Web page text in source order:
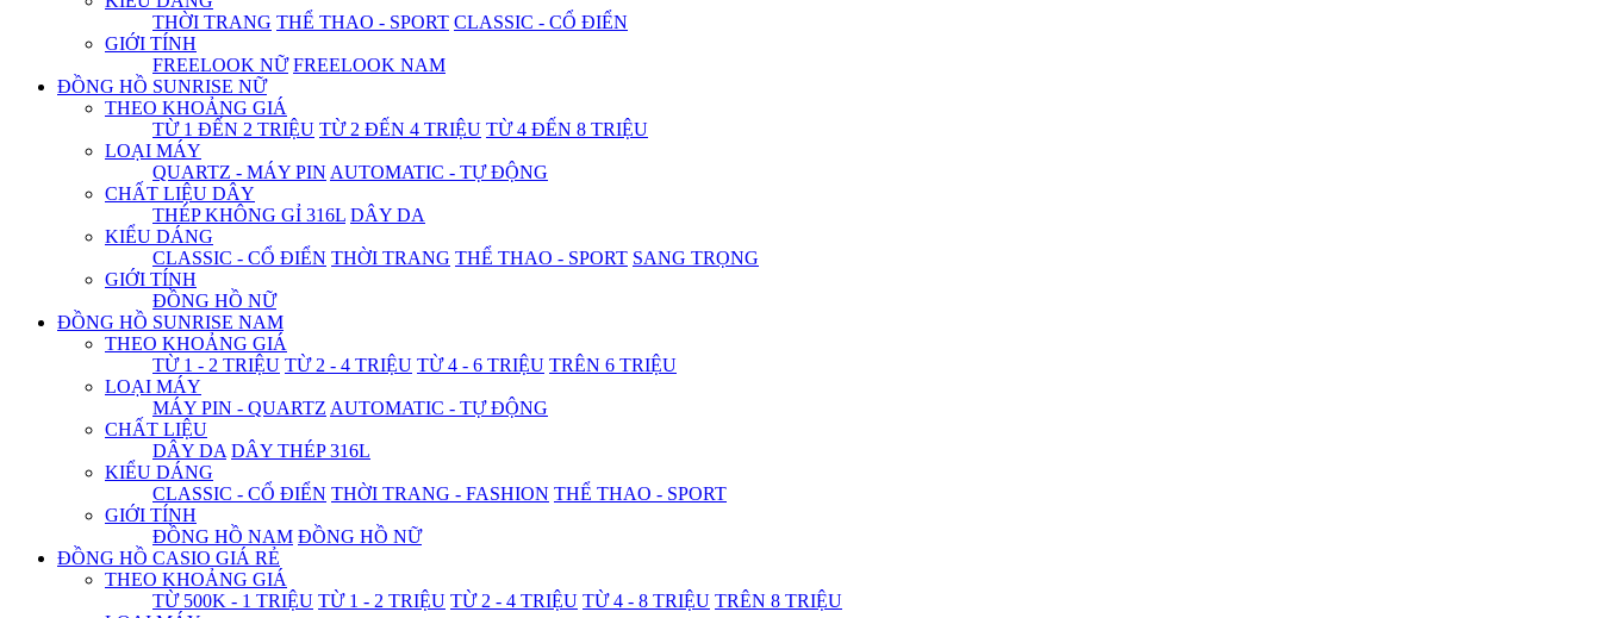
THỜI TRANG THỂ THAO - SPORT CLASSIC - CỔ ĐIỂN
GIỚI TÍNH
FREELOOK NỮ FREELOOK NAM
ĐỒNG HỒ SUNRISE NỮ
THEO KHOẢNG GIÁ
TỪ 1 ĐẾN 2 TRIỆU TỪ 2 ĐẾN 4 TRIỆU TỪ 4 ĐẾN 8 TRIỆU
LOẠI MÁY
QUARTZ - MÁY PIN AUTOMATIC - TỰ ĐỘNG
CHẤT LIỆU DÂY
THÉP KHÔNG GỈ 316L DÂY DA
KIỂU DÁNG
CLASSIC - CỔ ĐIỂN THỜI TRANG THỂ THAO - SPORT SANG TRỌNG
GIỚI TÍNH
ĐỒNG HỒ NỮ
ĐỒNG HỒ SUNRISE NAM
THEO KHOẢNG GIÁ
TỪ 1 - 2 TRIỆU TỪ 2 - 4 TRIỆU TỪ 4 - 6 TRIỆU TRÊN 6 TRIỆU
LOẠI MÁY
MÁY PIN - QUARTZ AUTOMATIC - TỰ ĐỘNG
CHẤT LIỆU
DÂY DA DÂY THÉP 316L
KIỂU DÁNG
CLASSIC - CỔ ĐIỂN THỜI TRANG - FASHION THỂ THAO - SPORT
GIỚI TÍNH
ĐỒNG HỒ NAM ĐỒNG HỒ NỮ
ĐỒNG HỒ CASIO GIÁ RẺ
THEO KHOẢNG GIÁ
TỪ 500K - 1 TRIỆU TỪ 1 - 2 TRIỆU TỪ 2 - 4 TRIỆU TỪ 4 - 8 TRIỆU TRÊN 8 TRIỆU